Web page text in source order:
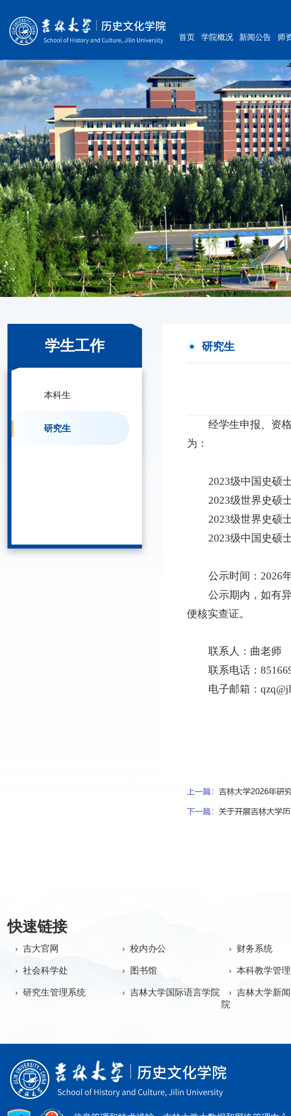
首页 学院概况 新闻公告 师
学生工作
本科生
研究生
研究生
经学生申报、资
为：
2023级中国史硕
2023级世界史硕
2023级世界史硕
2023级中国史硕
公示时间： 2026
公示期内，如有
便核实查证。
联系人：曲老师
联系电话：
电子邮箱：
上一篇： 吉林大学2026年研
下一篇： 关于开展吉林大学
快速链接
› 吉大官网 › 校内办公 › 财务系统
› 社会科学处 › 图书馆 › 本科教学管
› 研究生管理系统 › 吉林大学国际语言学院
› 吉林大学新
院